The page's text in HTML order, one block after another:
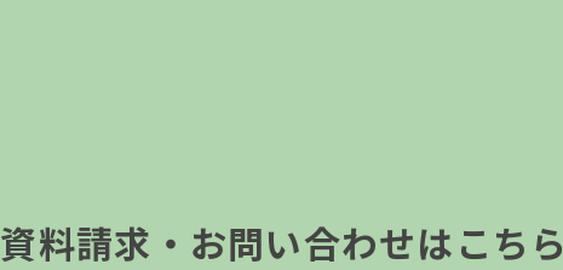
資料請求・お問い合わせはこちら